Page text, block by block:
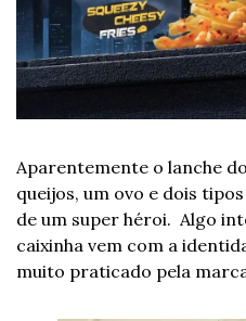
Aparentemente o lanche
queijos, um ovo e dois
de um super héroi.  Algo
caixinha vem com a
muito praticado pela